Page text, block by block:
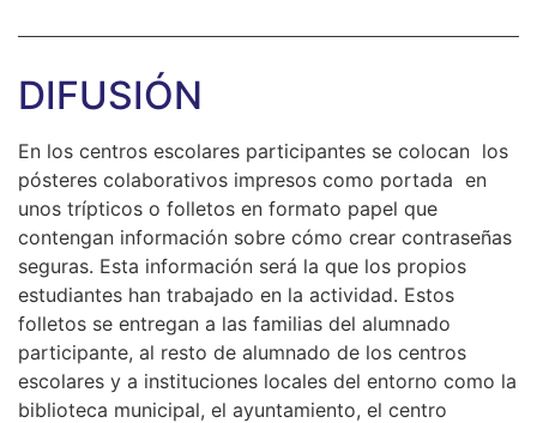
DIFUSIÓN
En los centros escolares participantes se colocan los
pósteres colaborativos impresos como portada en
unos trípticos o folletos en formato papel que
contengan información sobre cómo crear contraseñas
seguras. Esta información será la que los propios
estudiantes han trabajado en la actividad. Estos
folletos se entregan a las familias del alumnado
participante, al resto de alumnado de los centros
escolares y a instituciones locales del entorno como la
biblioteca municipal, el ayuntamiento, el centro